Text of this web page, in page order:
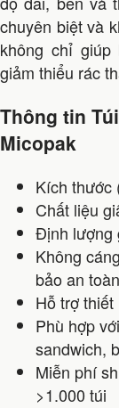
chuyên biệt và
không chỉ
giảm thiểu rác
Thông tin
Micopak
Kích thước
Chất liệu
Định lượng
Không
bảo an
Hỗ trợ
Phù hợp
sandwich,
Miễn phí
>1.000 túi